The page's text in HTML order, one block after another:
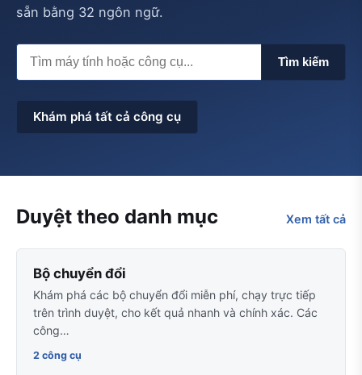
sẵn bằng 32 ngôn ngữ.
Tìm kiếm
Khám phá tất cả công cụ
Duyệt theo danh mục Xem tất cả
Bộ chuyển đổi
Khám phá các bộ chuyển đổi miễn phí, chạy trực tiếp
trên trình duyệt, cho kết quả nhanh và chính xác. Các
công…
2 công cụ